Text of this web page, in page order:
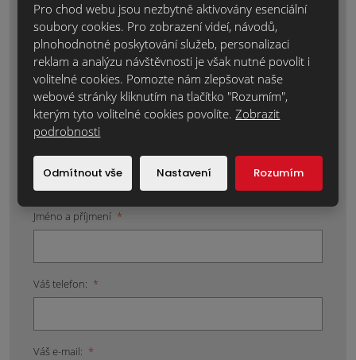
nějaké dotazy? Napište nám o
individuální nezávaznou nabídku nebo
doplňující informace.
Ke každému projektu přistupujeme individuálně,
protože každý je originál. Kontaktujte nás tak, jak je
vám to nejpříjemnější.
E-mailem na
info@klinkercentrum.cznebo přes
kontaktní formulář. Čím více informací nám o svém
projektu sdělíte, tím rychleji Vám můžeme připravit
nabídku nebo zodpovědět Vaše dotazy.
Jméno a příjmení *
Váš telefon: *
Váš e-mail: *
Pro chod webu jsou nezbytně aktivovány esenciální
soubory cookies. Pro zobrazení videí, návodů,
plnohodnotné poskytování služeb, personalizaci
reklam a analýzu návštěvnosti je však nutné povolit i
volitelné cookies. Pomozte nám zlepšovat naše
webové stránky kliknutím na tlačítko "Rozumím",
kterým tyto volitelné cookies povolíte.Zobrazit
podrobnosti
Odmítnout vše Nastavení Rozumím